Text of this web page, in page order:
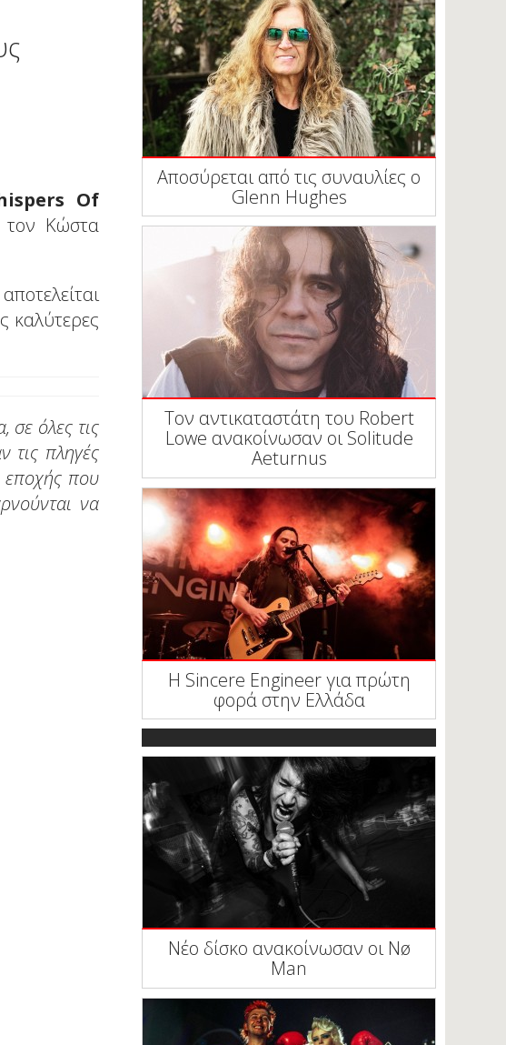
Of
τον Κώστα
καλύτερες
σε όλες τις
τις πληγές
εποχής που
να
Αποσύρεται από τις συναυλίες ο
Glenn Hughes
Τον αντικαταστάτη του Robert
Lowe ανακοίνωσαν οι Solitude
Aeturnus
Η Sincere Engineer για πρώτη
φορά στην Ελλάδα
Νέο δίσκο ανακοίνωσαν οι Nø
Man